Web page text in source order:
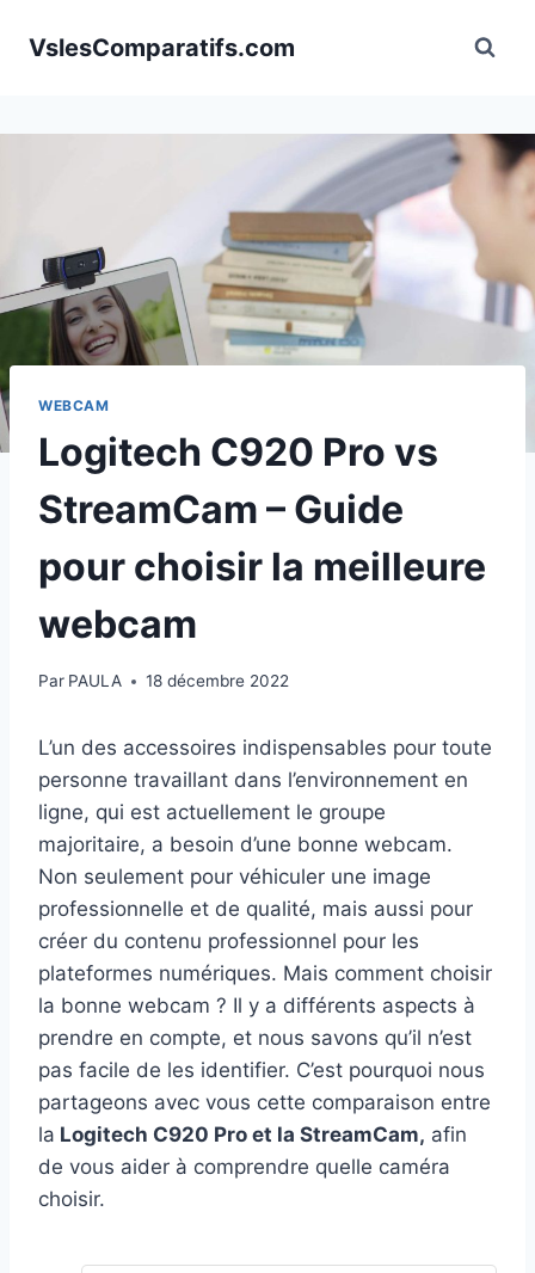
VslesComparatifs.com
WEBCAM
Logitech C920 Pro vs
StreamCam – Guide
pour choisir la meilleure
webcam
Par PAULA 18 décembre 2022
L’un des accessoires indispensables pour toute
personne travaillant dans l’environnement en
ligne, qui est actuellement le groupe
majoritaire, a besoin d’une bonne webcam.
Non seulement pour véhiculer une image
professionnelle et de qualité, mais aussi pour
créer du contenu professionnel pour les
plateformes numériques. Mais comment choisir
la bonne webcam ? Il y a différents aspects à
prendre en compte, et nous savons qu’il n’est
pas facile de les identifier. C’est pourquoi nous
partageons avec vous cette comparaison entre
la Logitech C920 Pro et la StreamCam, afin
de vous aider à comprendre quelle caméra
choisir.